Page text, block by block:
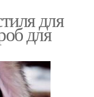
для
для